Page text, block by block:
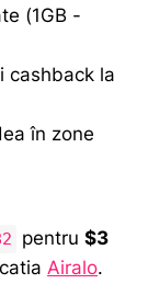
(1GB -
cashback la
în zone
pentru $3
Airalo.